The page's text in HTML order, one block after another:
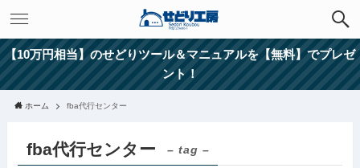
【10万円相当】のせどりツール＆マニュアルを【無料】でプレゼ
ント！
ホーム fba代行センター
fba代行センター – tag –